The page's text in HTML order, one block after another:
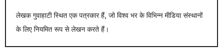
लेखक गुवाहाटी स्थित एक पत्रकार हैं, जो विश्व भर के विभिन्न मीडिया संस्थानों
के लिए नियमित रूप से लेखन करते हैं।